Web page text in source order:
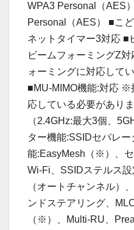
WPA3 Personal（AES
Personal（AES） ■こ
ネットタイマー3対応 ■
ビームフォーミングZ
ォーミングに対応して
■MU-MIMO機能:対応 ※
応している必要があり
（2.4GHz:最大3個、
ター機能:SSIDセパレ
能:EasyMesh（※）、
Wi-Fi、SSIDステルス
（オートチャンネル）
ンドステアリング、
（※）、Multi-RU、